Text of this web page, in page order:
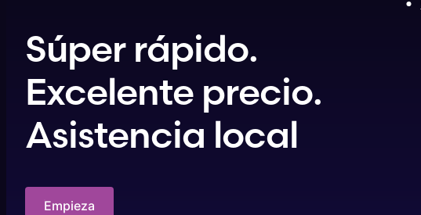
Súper rápido.
Excelente precio.
Asistencia local
Empieza